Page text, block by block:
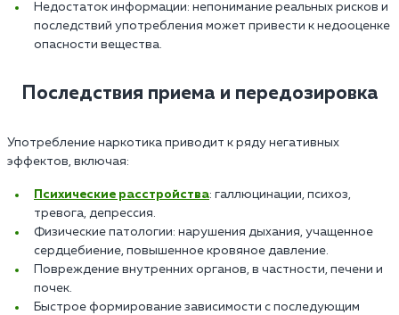
Недостаток информации: непонимание реальных рисков и
последствий употребления может привести к недооценке
опасности вещества.
Последствия приема и передозировка
Употребление наркотика приводит к ряду негативных
эффектов, включая:
Психические расстройства: галлюцинации, психоз,
тревога, депрессия.
Физические патологии: нарушения дыхания, учащенное
сердцебиение, повышенное кровяное давление.
Повреждение внутренних органов, в частности, печени и
почек.
Быстрое формирование зависимости с последующим